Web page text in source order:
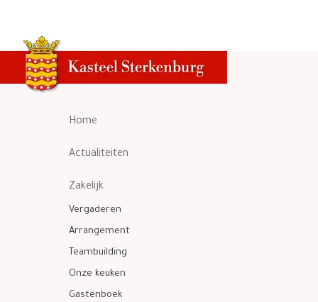
Home
Actualiteiten
Zakelijk
Vergaderen
Arrangement
Teambuilding
Onze keuken
Gastenboek